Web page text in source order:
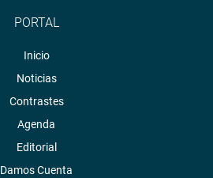
PORTAL
Inicio
Noticias
Contrastes
Agenda
Editorial
Damos Cuenta